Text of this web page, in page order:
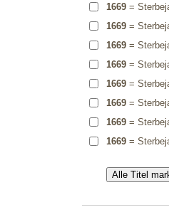
1669=
1669=
1669=
1669=
1669=
1669=
1669=
1669=